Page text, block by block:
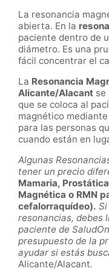
La resonancia
abierta. En la
paciente dentro de
diámetro. Es una
fácil concentrar el
La Resonancia
Alicante/Alacant se
que se coloca al
magnético
para las personas
cuando están en
Algunas
tener un precio
Mamaria,
Magnética o RMN
cefalorraquídeo).
resonancias, debes
paciente de
presupuesto de la
ayudar si estás
Alicante/Alacant.